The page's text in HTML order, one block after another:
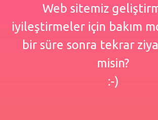
Web sitemiz
iyileştirmeler için bakım
bir süre sonra tekrar
misin?
:-)